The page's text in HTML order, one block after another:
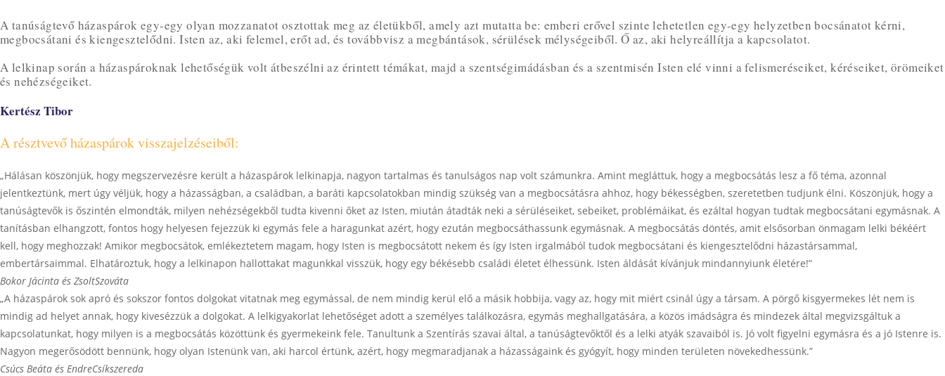
A tanúságtevő házaspárok egy-egy olyan mozzanatot osztottak meg az életükből, amely azt mutatta be: emberi erővel szinte lehetetlen egy-egy helyzetben bocsánatot kérni,
megbocsátani és kiengesztelődni. Isten az, aki felemel, erőt ad, és továbbvisz a megbántások, sérülések mélységeiből. Ő az, aki helyreállítja a kapcsolatot.
A lelkinap során a házaspároknak lehetőségük volt átbeszélni az érintett témákat, majd a szentségimádásban és a szentmisén Isten elé vinni a felismeréseiket, kéréseiket, örömeiket
és nehézségeiket.
Kertész Tibor
A résztvevő házaspárok visszajelzéseiből:
„Hálásan köszönjük, hogy megszervezésre került a házaspárok lelkinapja, nagyon tartalmas és tanulságos nap volt számunkra. Amint megláttuk, hogy a megbocsátás lesz a fő téma, azonnal
jelentkeztünk, mert úgy véljük, hogy a házasságban, a családban, a baráti kapcsolatokban mindig szükség van a megbocsátásra ahhoz, hogy békességben, szeretetben tudjunk élni. Köszönjük, hogy a
tanúságtevők is őszintén elmondták, milyen nehézségekből tudta kivenni őket az Isten, miután átadták neki a sérüléseiket, sebeiket, problémáikat, és ezáltal hogyan tudtak megbocsátani egymásnak. A
tanításban elhangzott, fontos hogy helyesen fejezzük ki egymás fele a haragunkat azért, hogy ezután megbocsáthassunk egymásnak. A megbocsátás döntés, amit elsősorban önmagam lelki békéért
kell, hogy meghozzak! Amikor megbocsátok, emlékeztetem magam, hogy Isten is megbocsátott nekem és így Isten irgalmából tudok megbocsátani és kiengesztelődni házastársammal,
embertársaimmal. Elhatároztuk, hogy a lelkinapon hallottakat magunkkal visszük, hogy egy békésebb családi életet élhessünk. Isten áldását kívánjuk mindannyiunk életére!”
Bokor Jácinta és ZsoltSzováta
„A házaspárok sok apró és sokszor fontos dolgokat vitatnak meg egymással, de nem mindig kerül elő a másik hobbija, vagy az, hogy mit miért csinál úgy a társam. A pörgő kisgyermekes lét nem is
mindig ad helyet annak, hogy kivesézzük a dolgokat. A lelkigyakorlat lehetőséget adott a személyes találkozásra, egymás meghallgatására, a közös imádságra és mindezek által megvizsgáltuk a
kapcsolatunkat, hogy milyen is a megbocsátás közöttünk és gyermekeink fele. Tanultunk a Szentírás szavai által, a tanúságtevőktől és a lelki atyák szavaiból is. Jó volt figyelni egymásra és a jó Istenre is.
Nagyon megerősödött bennünk, hogy olyan Istenünk van, aki harcol értünk, azért, hogy megmaradjanak a házasságaink és gyógyít, hogy minden területen növekedhessünk.”
Csúcs Beáta és EndreCsíkszereda